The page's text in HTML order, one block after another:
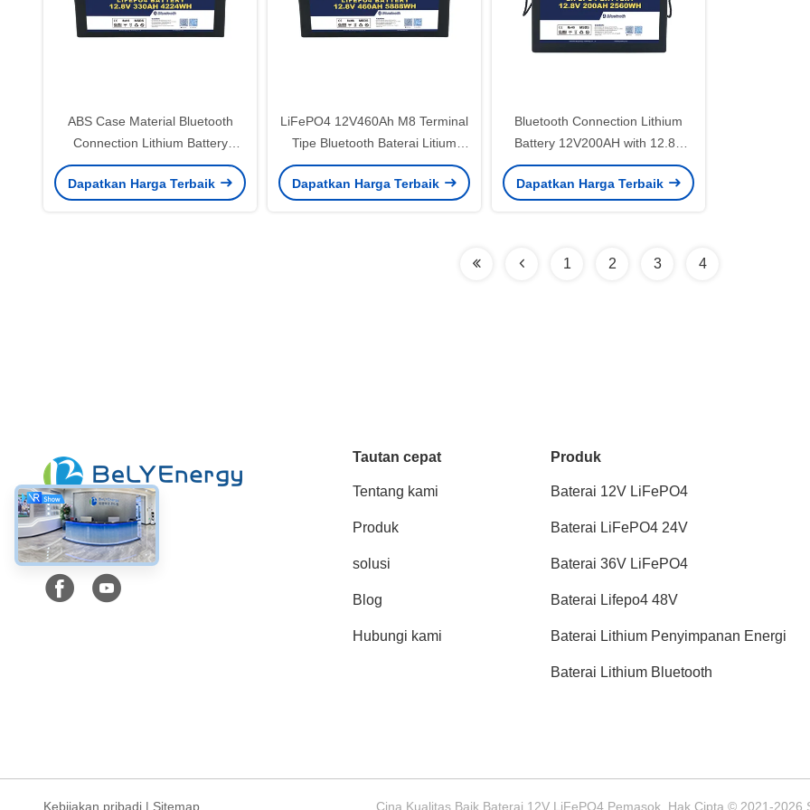
ABS Case Material Bluetooth
Connection Lithium Battery
12V330AH dengan IP65
Protection Enclosure dan ≥99%
Dapatkan Harga Terbaik
LiFePO4 12V460Ah M8 Terminal
Tipe Bluetooth Baterai Litium
3.5V Sel Balancing Voltage 100A
Listrik Kontinyu untuk Aplikasi
Dapatkan Harga Terbaik
Bluetooth Connection Lithium
Battery 12V200AH with 12.8V
Nominal Voltage 200A Max
Charge Current and 0-60C
Dapatkan Harga Terbaik
1 2 3 4
Media Sosial
Tautan cepat
Tentang kami
Produk
solusi
Blog
Hubungi kami
Produk
Baterai 12V LiFePO4
Baterai LiFePO4 24V
Baterai 36V LiFePO4
Baterai Lifepo4 48V
Baterai Lithium Penyimpanan Energi
Baterai Lithium Bluetooth
Kebijakan pribadi | Sitemap Cina Kualitas Baik Baterai 12V LiFePO4 Pemasok. Hak Cipta © 2021-